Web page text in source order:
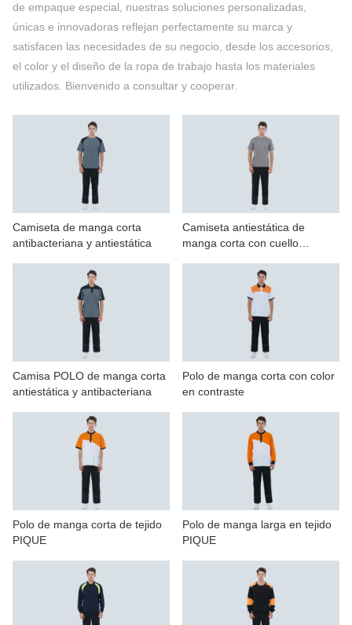
de empaque especial, nuestras soluciones personalizadas,
únicas e innovadoras reflejan perfectamente su marca y
satisfacen las necesidades de su negocio, desde los accesorios,
el color y el diseño de la ropa de trabajo hasta los materiales
utilizados. Bienvenido a consultar y cooperar.
Camiseta de manga corta
antibacteriana y antiestática
Camiseta antiestática de
manga corta con cuello
Camisa POLO de manga corta
antiestática y antibacteriana
Polo de manga corta con color
en contraste
Polo de manga corta de tejido
PIQUE
Polo de manga larga en tejido
PIQUE